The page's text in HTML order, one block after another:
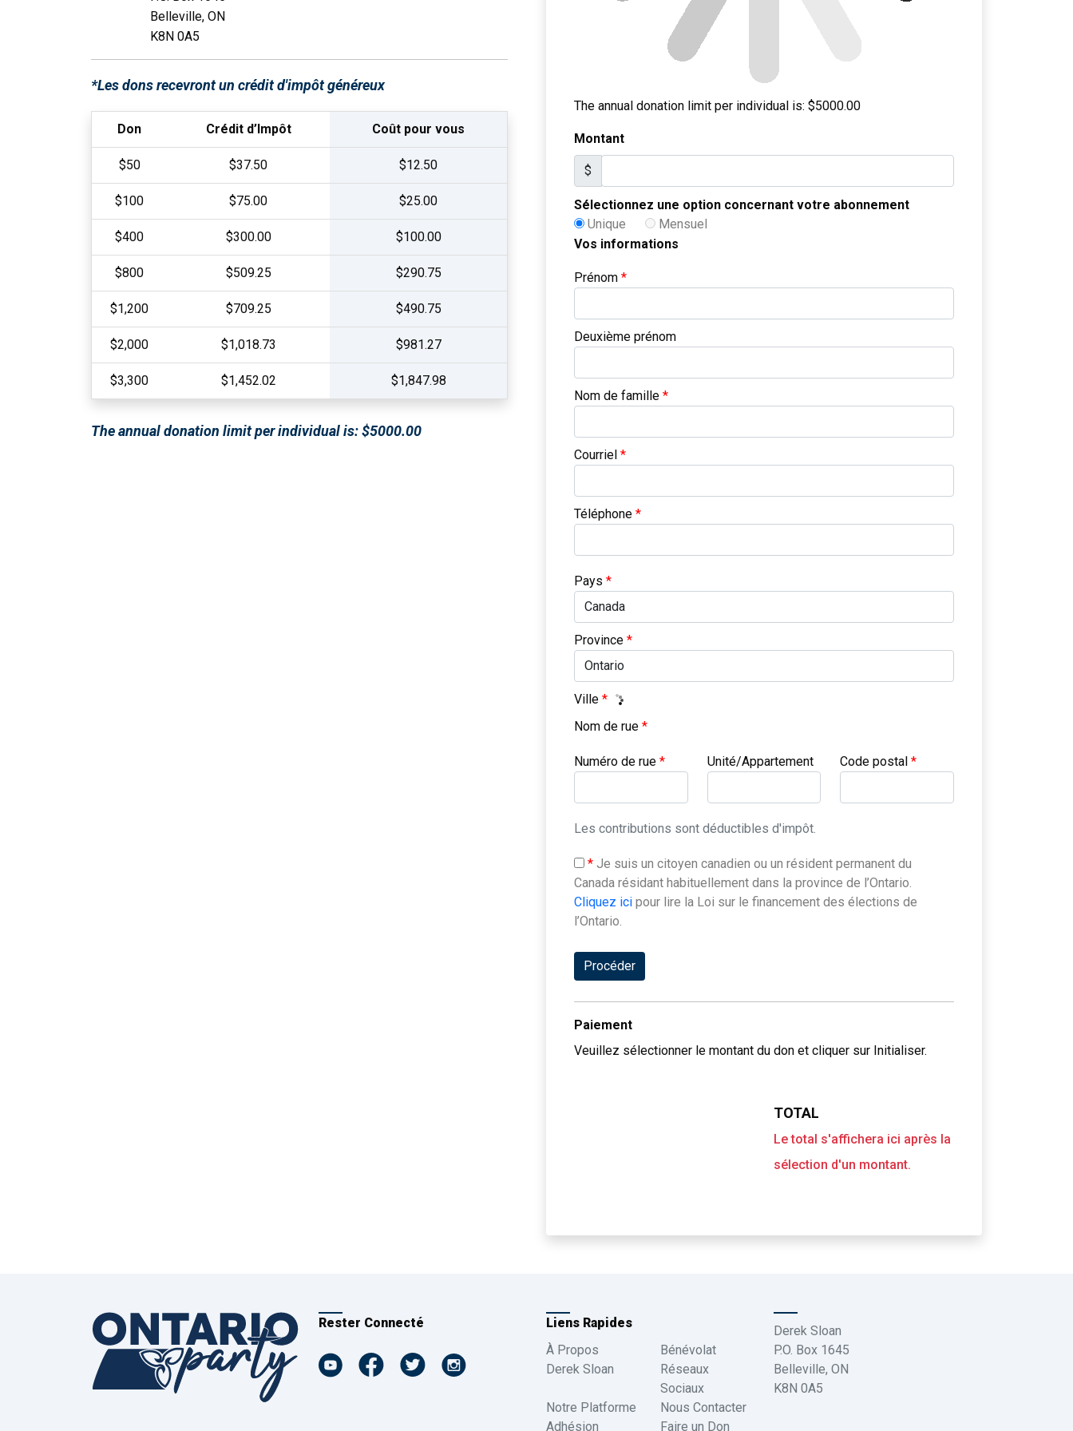
Belleville, ON
K8N 0A5
*Les dons recevront un crédit d'impôt généreux
Don Crédit d’Impôt Coût pour vous
$50 $37.50 $12.50
$100 $75.00 $25.00
$400 $300.00 $100.00
$800 $509.25 $290.75
$1,200 $709.25 $490.75
$2,000 $1,018.73 $981.27
$3,300 $1,452.02 $1,847.98
The annual donation limit per individual is: $5000.00
The annual donation limit per individual is: $5000.00
Montant
$
Sélectionnez une option concernant votre abonnement
Unique
Mensuel
Vos informations
Prénom *
Deuxième prénom
Nom de famille *
Courriel *
Téléphone *
Pays *
Province *
Ville *
Nom de rue *
Numéro de rue * Unité/Appartement Code postal*
Les contributions sont déductibles d'impôt.
*
Canada résidant habituellement dans la province de l’Ontario.
Cliquez ici pour lire la Loi sur le financement des élections de
l’Ontario.
Procéder
Paiement
Veuillez sélectionner le montant du don et cliquer sur Initialiser.
TOTAL
Le total s'affichera ici après la
sélection d'un montant.
Rester Connecté
Liens Rapides
À Propos
Bénévolat
Derek Sloan
Réseaux
Sociaux
Notre Platforme
Nous Contacter
Adhésion
Faire un Don
Derek Sloan
P.O. Box 1645
Belleville, ON
K8N 0A5